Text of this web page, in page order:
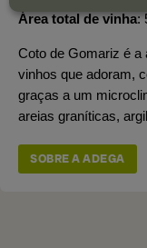
Área total de vinha
Coto de Gomariz é a
vinhos que adoram,
graças a um
areias graníticas,
SOBRE A ADEGA